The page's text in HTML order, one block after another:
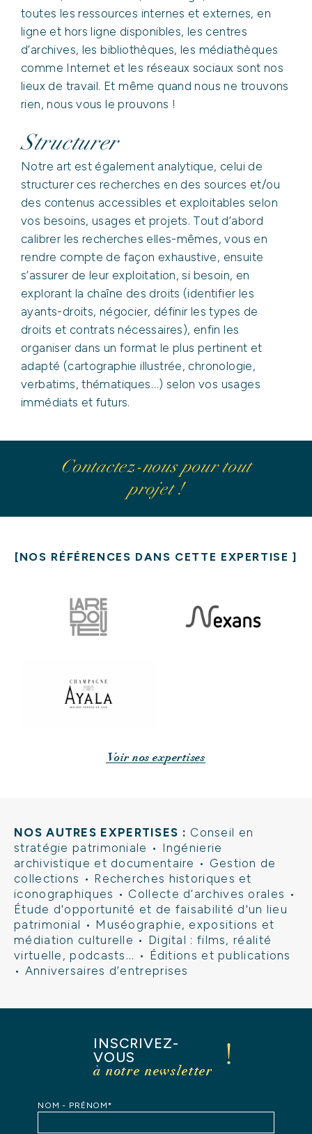
ACCUEIL
sommes-nous
?
NOS
EXPERTISES
NOS
RÉFÉRENCES
NOS
ACTUALITÉS
CONTACT
toutes les ressources internes et externes, en
ligne et hors ligne disponibles, les centres
d’archives, les bibliothèques, les médiathèques
comme Internet et les réseaux sociaux sont nos
lieux de travail. Et même quand nous ne trouvons
rien, nous vous le prouvons !
Structurer
Notre art est également analytique, celui de
structurer ces recherches en des sources et/ou
des contenus accessibles et exploitables selon
vos besoins, usages et projets. Tout d’abord
calibrer les recherches elles-mêmes, vous en
rendre compte de façon exhaustive, ensuite
s’assurer de leur exploitation, si besoin, en
explorant la chaîne des droits (identifier les
ayants-droits, négocier, définir les types de
droits et contrats nécessaires), enfin les
organiser dans un format le plus pertinent et
adapté (cartographie illustrée, chronologie,
verbatims, thématiques…) selon vos usages
immédiats et futurs.
Contactez-nous pour tout
projet !
​NOS RÉFÉRENCES DANS CETTE EXPERTISE
Voir nos expertises
NOS AUTRES EXPERTISES : Conseil en
stratégie patrimoniale • Ingénierie
archivistique et documentaire • Gestion de
collections • Recherches historiques et
iconographiques • Collecte d’archives orales •
Étude d'opportunité et de faisabilité d'un lieu
patrimonial • Muséographie, expositions et
médiation culturelle • Digital : films, réalité
virtuelle, podcasts... • Éditions et publications
• Anniversaires d’entreprises
INSCRIVEZ-
VOUS
à notre newsletter
NOM - PRÉNOM*